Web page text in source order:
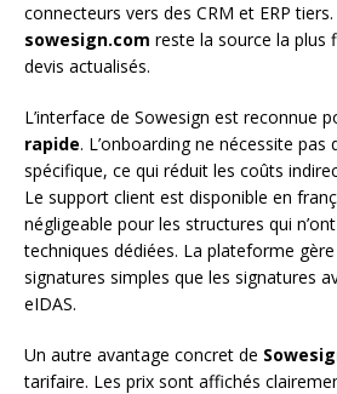
connecteurs vers des CRM et ERP
sowesign.com reste la source la plus
devis actualisés.
L’interface de Sowesign est reconnue
rapide. L’onboarding ne nécessite
spécifique, ce qui réduit les coûts
Le support client est disponible en
négligeable pour les structures qui
techniques dédiées. La plateforme
signatures simples que les signatures
eIDAS.
Un autre avantage concret de
tarifaire. Les prix sont affichés